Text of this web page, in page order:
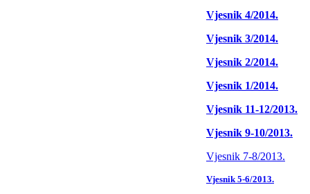
Vjesnik 4/2014.
Vjesnik 3/2014.
Vjesnik 2/2014.
Vjesnik 1/2014.
Vjesnik 11-12/2013.
Vjesnik 9-10/2013.
Vjesnik 7-8/2013.
Vjesnik 5-6/2013.